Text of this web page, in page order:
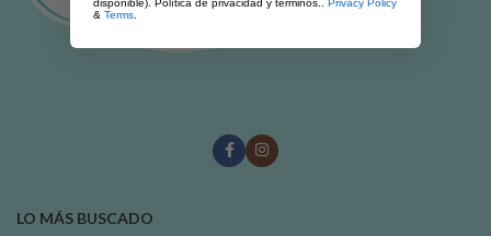
LO MÁS BUSCADO
disponible). Política de privacidad y términos.. Privacy Policy
& Terms